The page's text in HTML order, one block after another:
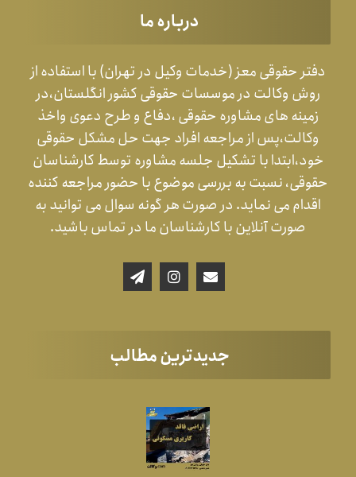
درباره ما
دفتر حقوقی معز (خدمات وکیل در تهران) با استفاده از
روش وکالت در موسسات حقوقی کشور انگلستان،در
زمینه های مشاوره حقوقی ،دفاع و طرح دعوی واخذ
وکالت،پس از مراجعه افراد جهت حل مشکل حقوقی
خود،ابتدا با تشکیل جلسه مشاوره توسط کارشناسان
حقوقی، نسبت به بررسی موضوع با حضور مراجعه کننده
اقدام می نماید. در صورت هر گونه سوال می توانید به
صورت آنلاین با کارشناسان ما در تماس باشید.
جدیدترین مطالب